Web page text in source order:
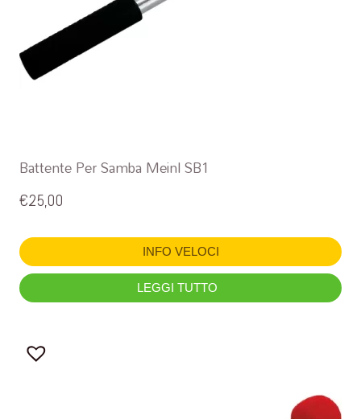
Battente Per Samba Meinl SB1
€25,00
INFO VELOCI
LEGGI TUTTO